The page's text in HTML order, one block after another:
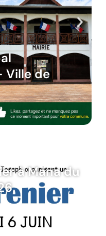
Orange
Mana
juin 2026